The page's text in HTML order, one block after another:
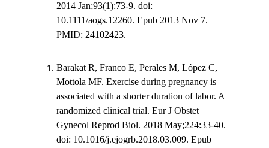
2014 Jan;93(1):73-9. doi:
10.1111/aogs.12260. Epub 2013 Nov 7.
PMID: 24102423.
Barakat R, Franco E, Perales M, López C,
Mottola MF. Exercise during pregnancy is
associated with a shorter duration of labor. A
randomized clinical trial. Eur J Obstet
Gynecol Reprod Biol. 2018 May;224:33-40.
doi: 10.1016/j.ejogrb.2018.03.009. Epub